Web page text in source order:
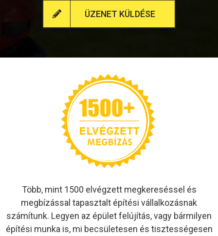
ÜZENET KÜLDÉSE
Több, mint 1500 elvégzett megkereséssel és
megbízással tapasztalt építési vállalkozásnak
számítunk. Legyen az épület felújítás, vagy bármilyen
építési munka is, mi becsületesen és tisztességesen